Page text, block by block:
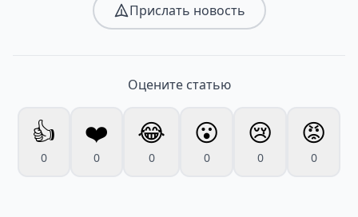
Прислать новость
Оцените статью
👍
0
❤️
0
😂
0
😮
0
😢
0
😡
0